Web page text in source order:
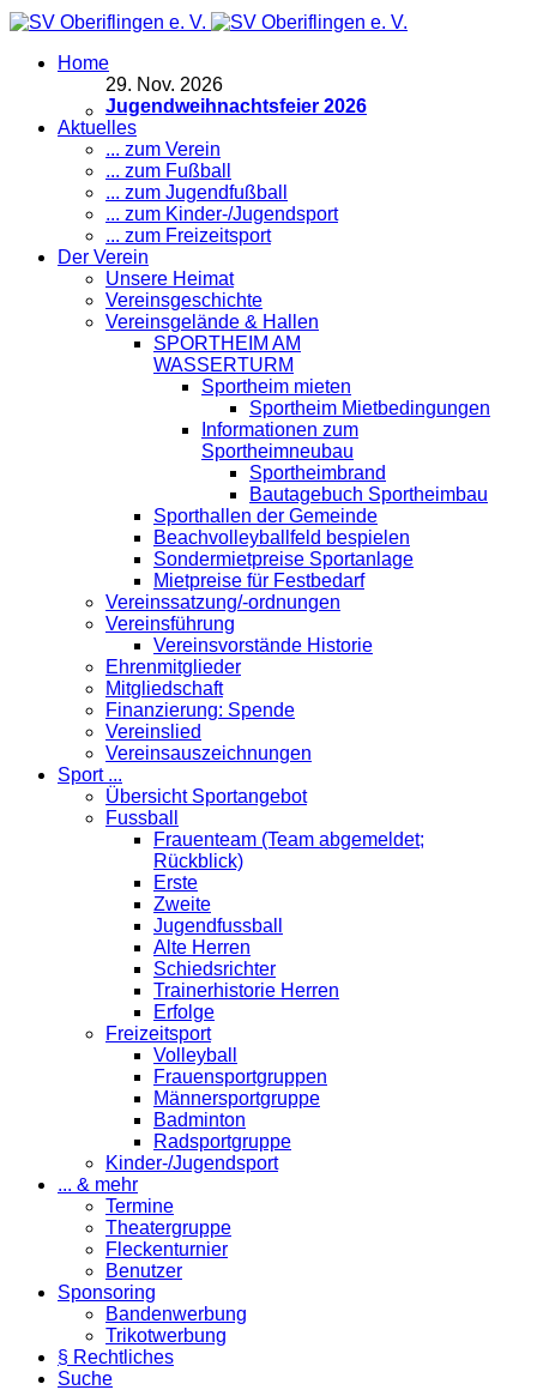
Home
29. Nov. 2026
Jugendweihnachtsfeier 2026
Aktuelles
... zum Verein
... zum Fußball
... zum Jugendfußball
... zum Kinder-/Jugendsport
... zum Freizeitsport
Der Verein
Unsere Heimat
Vereinsgeschichte
Vereinsgelände & Hallen
SPORTHEIM AM
WASSERTURM
Sportheim mieten
Sportheim Mietbedingungen
Informationen zum
Sportheimneubau
Sportheimbrand
Bautagebuch Sportheimbau
Sporthallen der Gemeinde
Beachvolleyballfeld bespielen
Sondermietpreise Sportanlage
Mietpreise für Festbedarf
Vereinssatzung/-ordnungen
Vereinsführung
Vereinsvorstände Historie
Ehrenmitglieder
Mitgliedschaft
Finanzierung: Spende
Vereinslied
Vereinsauszeichnungen
Sport ...
Übersicht Sportangebot
Fussball
Frauenteam (Team abgemeldet;
Rückblick)
Erste
Zweite
Jugendfussball
Alte Herren
Schiedsrichter
Trainerhistorie Herren
Erfolge
Freizeitsport
Volleyball
Frauensportgruppen
Männersportgruppe
Badminton
Radsportgruppe
Kinder-/Jugendsport
... & mehr
Termine
Theatergruppe
Fleckenturnier
Benutzer
Sponsoring
Bandenwerbung
Trikotwerbung
§ Rechtliches
Suche